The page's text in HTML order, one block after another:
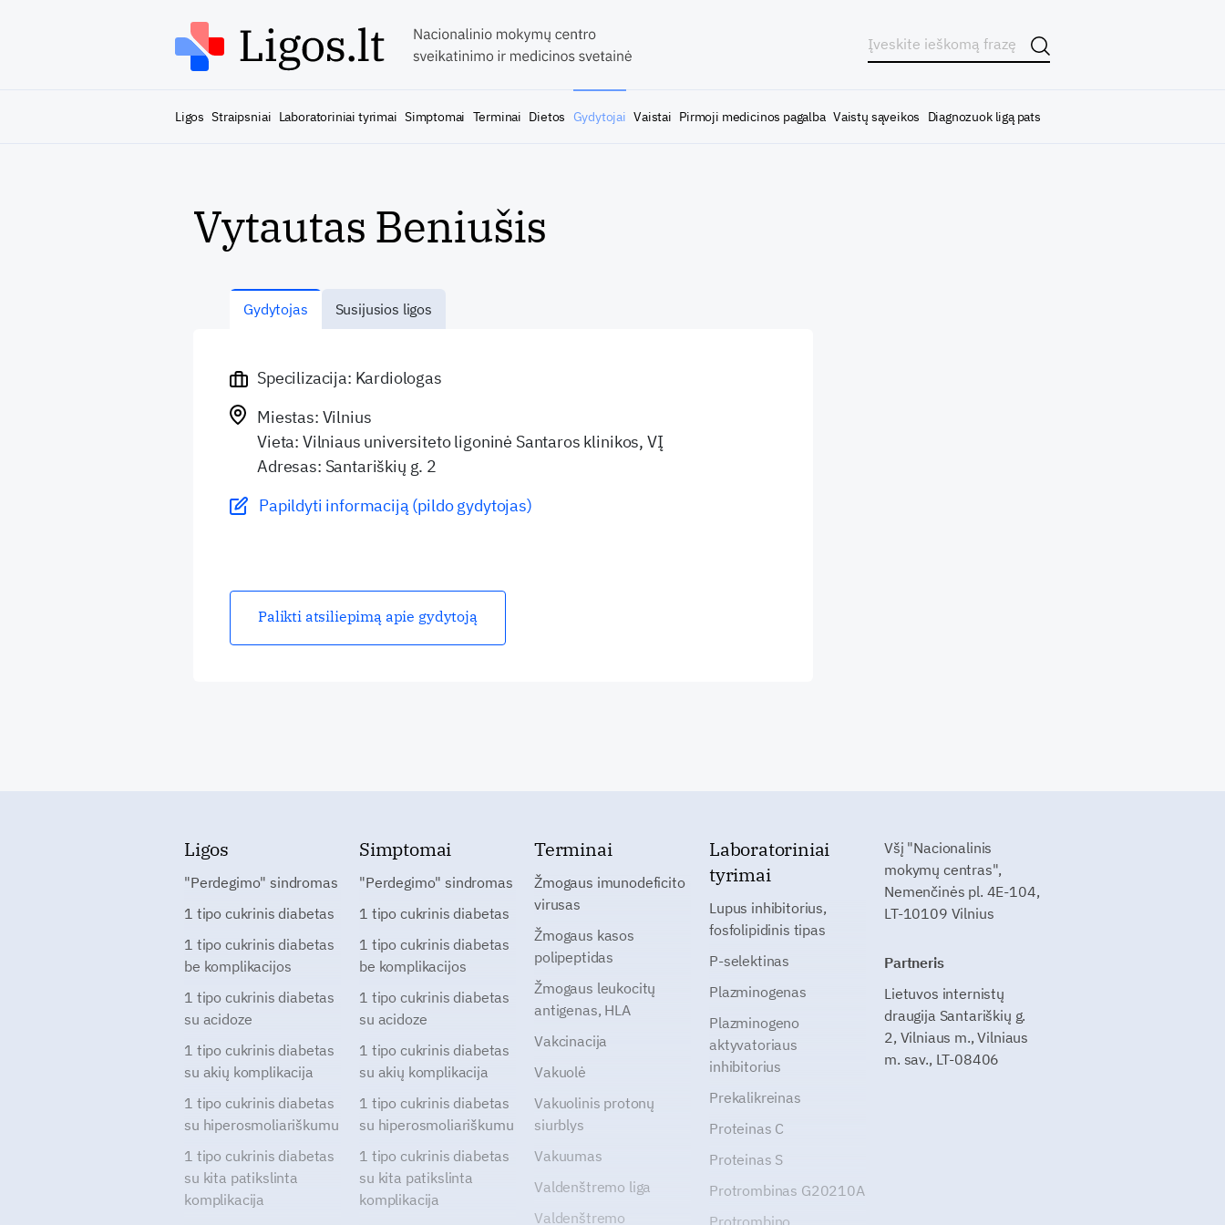
Ligos Straipsniai Laboratoriniai tyrimai Simptomai Terminai Dietos Gydytojai Vaistai Pirmoji medicinos pagalba Vaistų sąveikos Diagnozuok ligą pats
Vytautas Beniušis
Gydytojas Susijusios ligos
Specilizacija: Kardiologas
Miestas: Vilnius
Vieta: Vilniaus universiteto ligoninė Santaros klinikos, VĮ
Adresas: Santariškių g. 2
Papildyti informaciją (pildo gydytojas)
Palikti atsiliepimą apie gydytoją
Ligos
"Perdegimo" sindromas
1 tipo cukrinis diabetas
1 tipo cukrinis diabetas
be komplikacijos
1 tipo cukrinis diabetas
su acidoze
1 tipo cukrinis diabetas
su akių komplikacija
1 tipo cukrinis diabetas
su hiperosmoliariškumu
1 tipo cukrinis diabetas
su kita patikslinta
komplikacija
Simptomai
"Perdegimo" sindromas
1 tipo cukrinis diabetas
1 tipo cukrinis diabetas
be komplikacijos
1 tipo cukrinis diabetas
su acidoze
1 tipo cukrinis diabetas
su akių komplikacija
1 tipo cukrinis diabetas
su hiperosmoliariškumu
1 tipo cukrinis diabetas
su kita patikslinta
komplikacija
Terminai
Žmogaus imunodeficito
virusas
Žmogaus kasos
polipeptidas
Žmogaus leukocitų
antigenas, HLA
Vakcinacija
Vakuolė
Vakuolinis protonų
siurblys
Vakuumas
Valdenštremo liga
Valdenštremo
Laboratoriniai
tyrimai
Lupus inhibitorius,
fosfolipidinis tipas
P-selektinas
Plazminogenas
Plazminogeno
aktyvatoriaus
inhibitorius
Prekalikreinas
Proteinas C
Proteinas S
Protrombinas G20210A
Protrombino
Všį "Nacionalinis
mokymų centras",
Nemenčinės pl. 4E-104,
LT-10109 Vilnius
Partneris
Lietuvos internistų
draugija Santariškių g.
2, Vilniaus m., Vilniaus
m. sav., LT-08406